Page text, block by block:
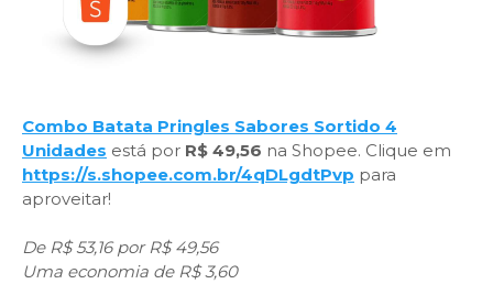
Combo Batata Pringles Sabores Sortido 4
Unidades está por R$ 49,56 na Shopee. Clique em
https://s.shopee.com.br/4qDLgdtPvp para
aproveitar!
De R$ 53,16 por R$ 49,56
Uma economia de R$ 3,60